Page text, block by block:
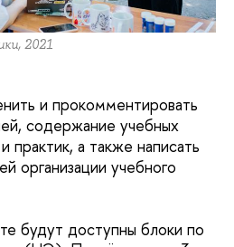
2021
и прокомментировать
содержание учебных
практик, а также написать
организации учебного
будут доступны блоки по